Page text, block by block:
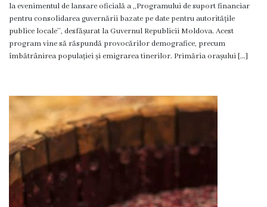
Consilieri
Regulamentul
Ședințele
Consiliului
online
Deciziile
Consiliului
la evenimentul de lansare oficială a ,,Programului de suport financiar
pentru consolidarea guvernării bazate pe date pentru autoritățile
publice locale’’, desfășurat la Guvernul Republicii Moldova. Acest
program vine să răspundă provocărilor demografice, precum
îmbătrânirea populației și emigrarea tinerilor. Primăria orașului […]